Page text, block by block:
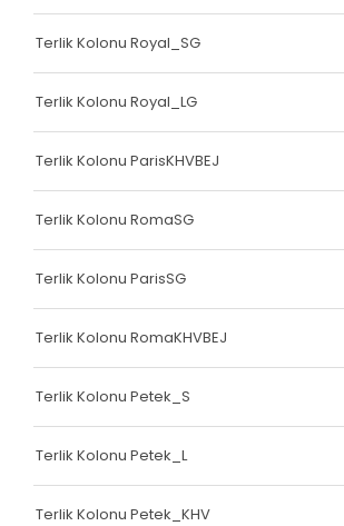
Terlik Kolonu Royal_SG
Terlik Kolonu Royal_LG
Terlik Kolonu ParisKHVBEJ
Terlik Kolonu RomaSG
Terlik Kolonu ParisSG
Terlik Kolonu RomaKHVBEJ
Terlik Kolonu Petek_S
Terlik Kolonu Petek_L
Terlik Kolonu Petek_KHV